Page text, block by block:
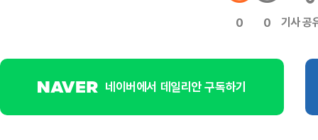
0 0 기사 공
네이버에서 데일리안 구독하기